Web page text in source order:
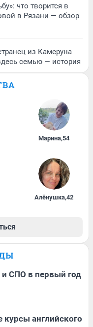
что творится в
в Рязани — обзор
из Камеруна
семью — история
Марина,54
Алёнушка,42
СПО в первый год
курсы английского